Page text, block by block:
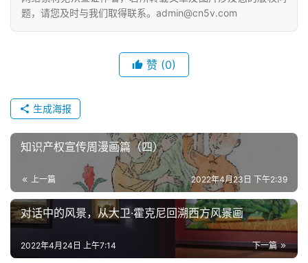
题，请您及时与我们取得联系。admin@cn5v.com
赞 (0)
生成海报
知识产权宣传周漫画篇（四）
上一篇 2022年4月23日 下午2:39
对话中的风景，从大卫·霍克尼回溯西方风景画
下一篇
2022年4月24日 上午7:14